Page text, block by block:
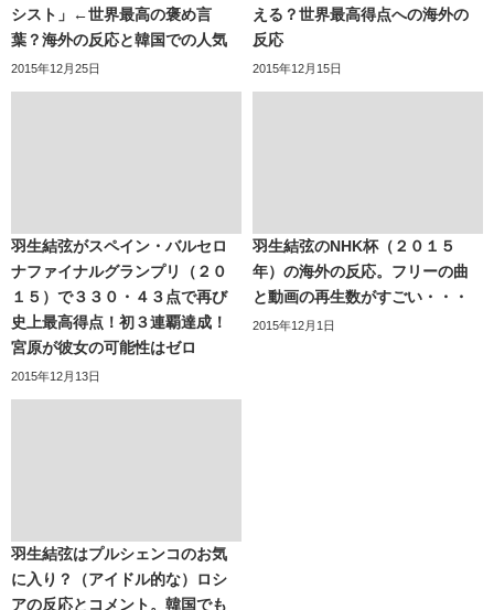
シスト」←世界最高の褒め言
葉？海外の反応と韓国での人気
2015年12月25日
える？世界最高得点への海外の
反応
2015年12月15日
羽生結弦がスペイン・バルセロ
ナファイナルグランプリ（２０
１５）で３３０・４３点で再び
史上最高得点！初３連覇達成！
宮原が彼女の可能性はゼロ
2015年12月13日
羽生結弦のNHK杯（２０１５
年）の海外の反応。フリーの曲
と動画の再生数がすごい・・・
2015年12月1日
羽生結弦はプルシェンコのお気
に入り？（アイドル的な）ロシ
アの反応とコメント。韓国でも